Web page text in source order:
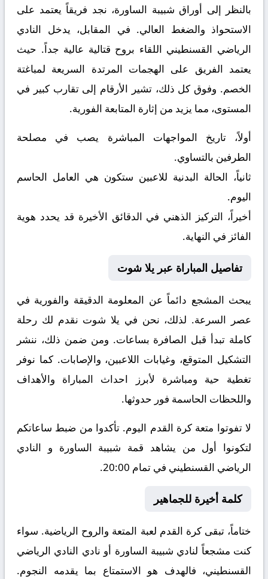
بالنظر إلى أوراق شبيبة الساورة، نجد فريقاً يعتمد على
الاستحواذ والضغط العالي. في المقابل، يدخل النادي
الرياضي القسنطيني اللقاء بروح قتالية عالية جداً. حيث
يعتمد الفريق على الهجمات المرتدة السريعة لمباغتة
الخصم. وفوق كل ذلك، تشير الأرقام إلى تقارب كبير في
المستوى، مما يزيد من إثارة المتابعة الفورية.
أولاً، تاريخ المواجهات المباشرة يصب في مصلحة
الطرفين بالتساوي.
ثانياً، الحالة البدنية للاعبين ستكون هي العامل الحاسم
اليوم.
أخيراً، التركيز الذهني في الدقائق الأخيرة قد يحدد هوية
الفائز في النهاية.
تفاصيل المباراة عبر يلا شوت
يبحث المشجع دائماً عن المعلومة الدقيقة والفورية في
عصر السرعة. لذلك، نحن في يلا شوت نقدم لك رحلة
كاملة تبدأ قبل الصافرة بساعات. ومن ضمن ذلك، ننشر
التشكيل المتوقع، وغيابات اللاعبين، والإصابات. كما نوفر
تغطية حية ومباشرة لأبرز احداث المباراة والأهداف
واللحظات الحاسمة فور حدوثها.
لا تفوتوا متعة كرة القدم اليوم. تأكدوا من ضبط ساعاتكم
لتكونوا أول من يشاهد قمة شبيبة الساورة و النادي
الرياضي القسنطيني في تمام 20:00.
كلمة أخيرة للجماهير
ختاماً، تبقى كرة القدم لعبة المتعة والروح الرياضية. سواء
كنت مشجعاً لنادي شبيبة الساورة أو نادي النادي الرياضي
القسنطيني، فالهدف هو الاستمتاع بما يقدمه النجوم.